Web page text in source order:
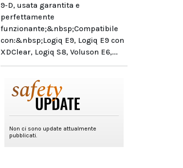
9-D, usata garantita e
perfettamente
funzionante;&nbsp;Compatibile
con:&nbsp;Logiq E9, Logiq E9 con
XDClear, Logiq S8, Voluson E6,...